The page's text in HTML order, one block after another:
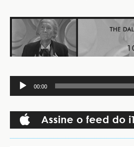
Tocador
de
00:00